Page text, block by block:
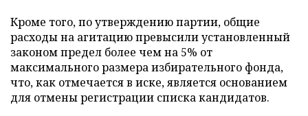
Кроме того, по утверждению партии, общие
расходы на агитацию превысили установленный
законом предел более чем на 5% от
максимального размера избирательного фонда,
что, как отмечается в иске, является основанием
для отмены регистрации списка кандидатов.